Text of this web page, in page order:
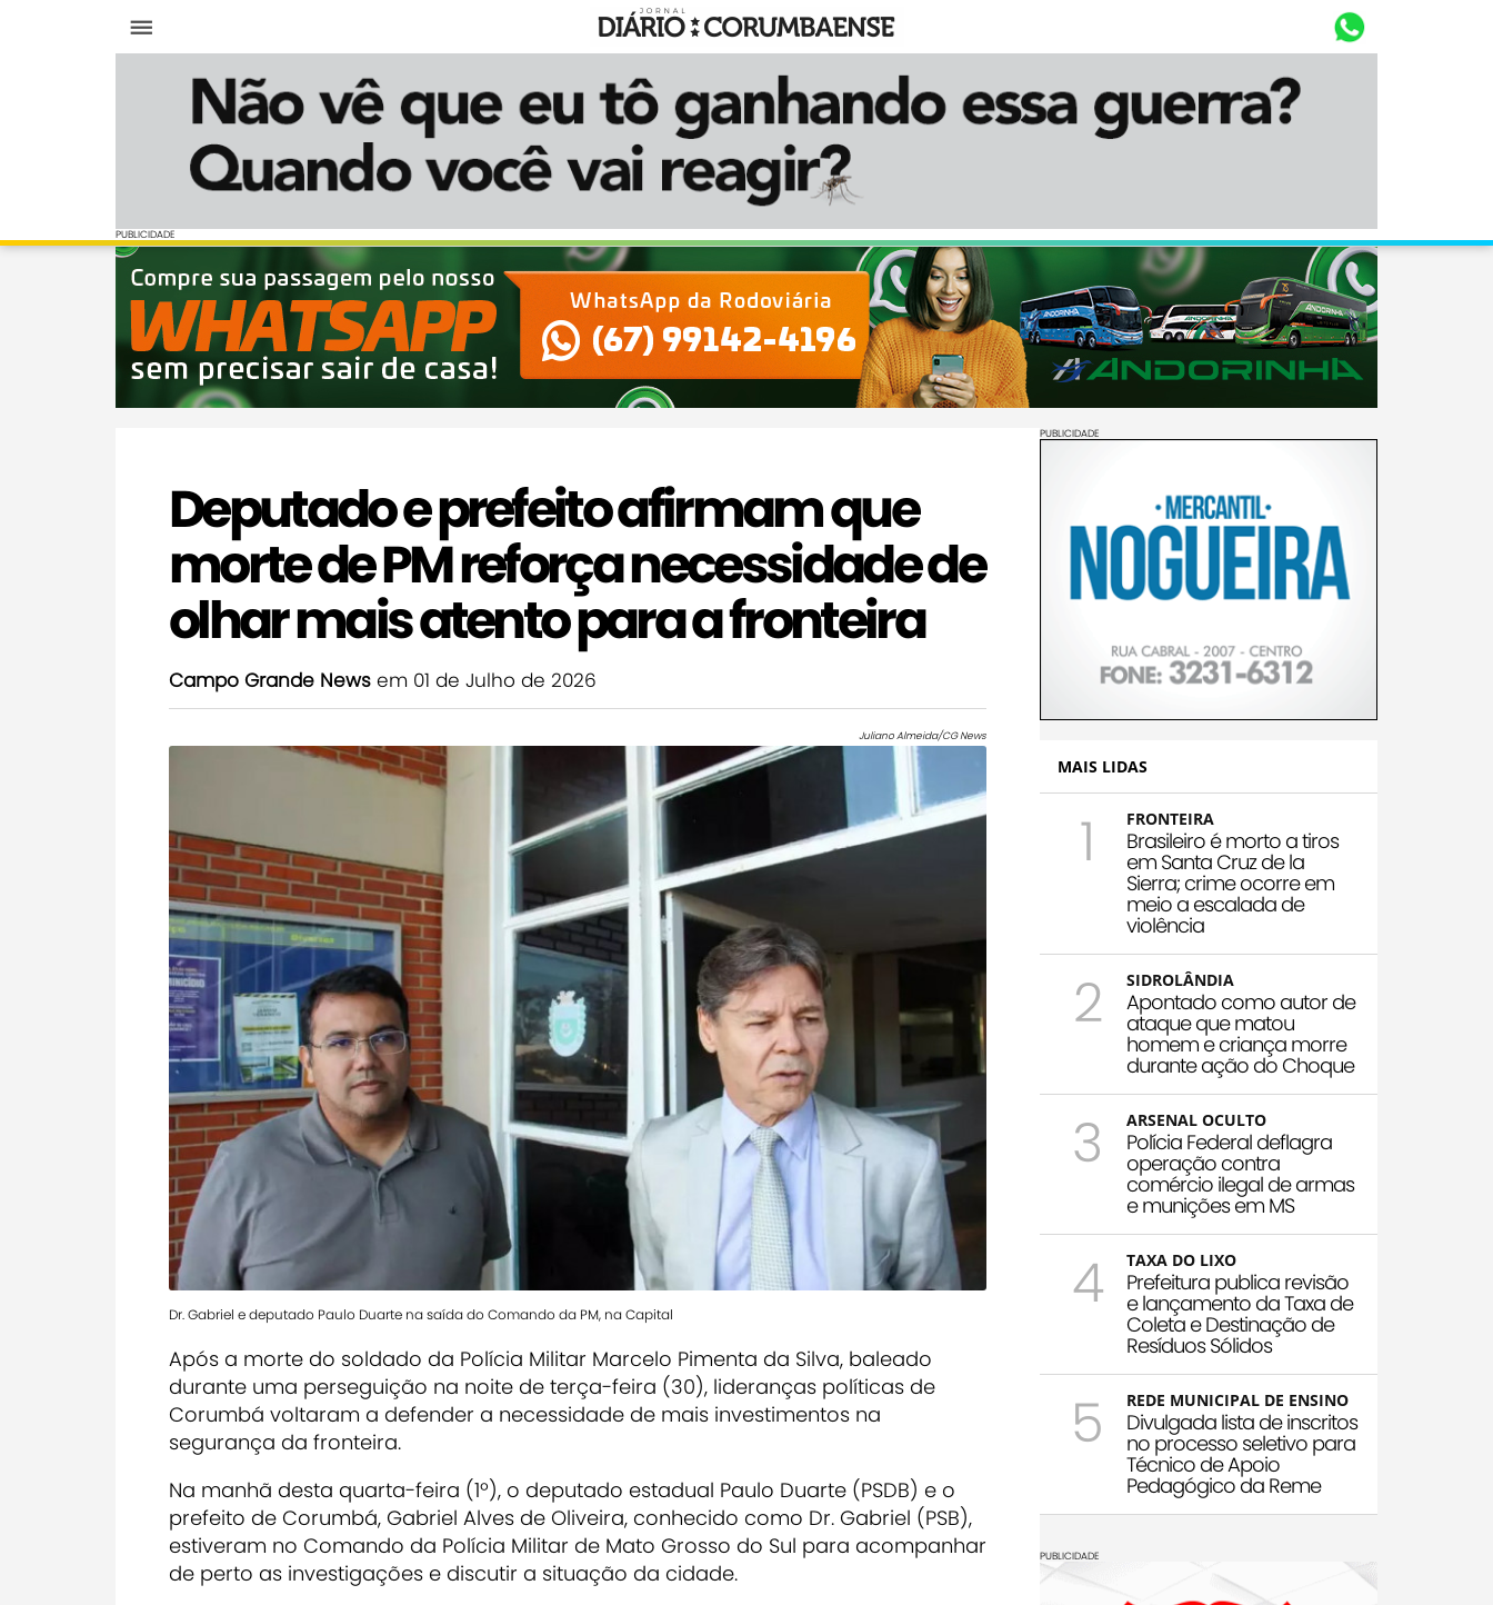
Diário Corumbaense
PUBLICIDADE
PUBLICIDADE
Deputado e prefeito afirmam que
morte de PM reforça necessidade de
olhar mais atento para a fronteira
Campo Grande News em 01 de Julho de 2026
Juliano Almeida/CG News
Dr. Gabriel e deputado Paulo Duarte na saída do Comando da PM, na Capital
Após a morte do soldado da Polícia Militar Marcelo Pimenta da Silva, baleado
durante uma perseguição na noite de terça-feira (30), lideranças políticas de
Corumbá voltaram a defender a necessidade de mais investimentos na
segurança da fronteira.
Na manhã desta quarta-feira (1º), o deputado estadual Paulo Duarte (PSDB) e o
prefeito de Corumbá, Gabriel Alves de Oliveira, conhecido como Dr. Gabriel (PSB),
estiveram no Comando da Polícia Militar de Mato Grosso do Sul para acompanhar
de perto as investigações e discutir a situação da cidade.
PUBLICIDADE
MAIS LIDAS
1 FRONTEIRA
Brasileiro é morto a tiros
em Santa Cruz de la
Sierra; crime ocorre em
meio a escalada de
violência
2 SIDROLÂNDIA
Apontado como autor de
ataque que matou
homem e criança morre
durante ação do Choque
3 ARSENAL OCULTO
Polícia Federal deflagra
operação contra
comércio ilegal de armas
e munições em MS
4 TAXA DO LIXO
Prefeitura publica revisão
e lançamento da Taxa de
Coleta e Destinação de
Resíduos Sólidos
5 REDE MUNICIPAL DE ENSINO
Divulgada lista de inscritos
no processo seletivo para
Técnico de Apoio
Pedagógico da Reme
PUBLICIDADE